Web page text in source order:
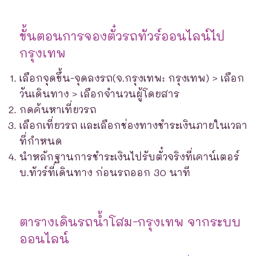
ขั้นตอนการจองตั๋วรถทัวร์ออนไลน์ไป
กรุงเทพ
เลือกจุดขึ้น-จุดลงรถ(จ.กรุงเทพ: กรุงเทพ) > เลือก
วันเดินทาง > เลือกจำนวนผู้โดยสาร
กดค้นหาเที่ยวรถ
เลือกเที่ยวรถ และเลือกช่องทางชำระเงินภายในเวลา
ที่กำหนด
นำหลักฐานการชำระเงินไปรับตั๋วจริงที่เคาน์เตอร์
บ.ทัวร์ที่เดินทาง ก่อนรถออก 30 นาที
ตารางเดินรถน้ำโสม-กรุงเทพ จากระบบ
ออนไลน์